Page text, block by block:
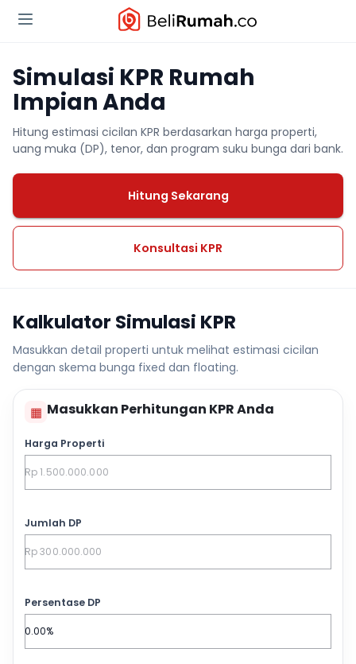
Simulasi KPR Rumah
Impian Anda
Hitung estimasi cicilan KPR berdasarkan harga properti,
uang muka (DP), tenor, dan program suku bunga dari bank.
Hitung Sekarang
Konsultasi KPR
Kalkulator Simulasi KPR
Masukkan detail properti untuk melihat estimasi cicilan
dengan skema bunga fixed dan floating.
▦ Masukkan Perhitungan KPR Anda
Harga Properti
Jumlah DP
Persentase DP